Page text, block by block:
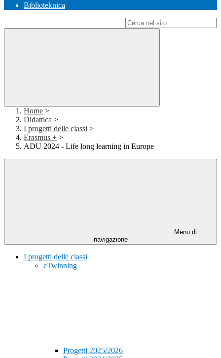
Biblioteknica
Home >
Didattica >
I progetti delle classi >
Erasmus + >
ADU 2024 - Life long learning in Europe
Menu di
navigazione
I progetti delle classi
eTwinning
Progetti 2025/2026